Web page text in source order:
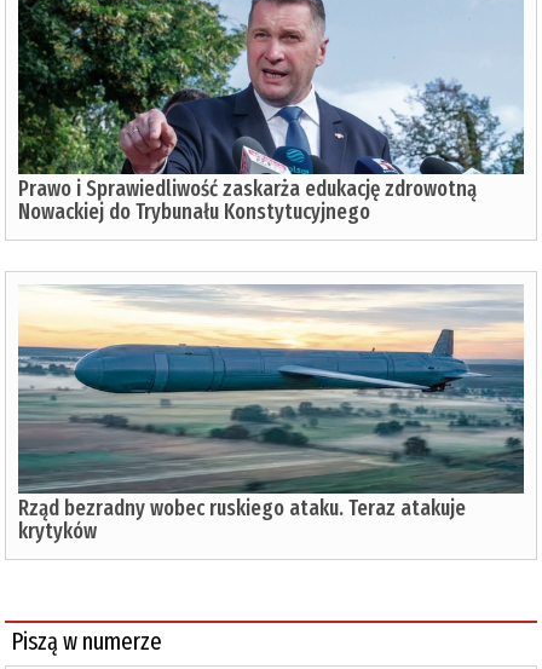
Prawo i Sprawiedliwość zaskarża edukację zdrowotną
Nowackiej do Trybunału Konstytucyjnego
Rząd bezradny wobec ruskiego ataku. Teraz atakuje
krytyków
Piszą w numerze